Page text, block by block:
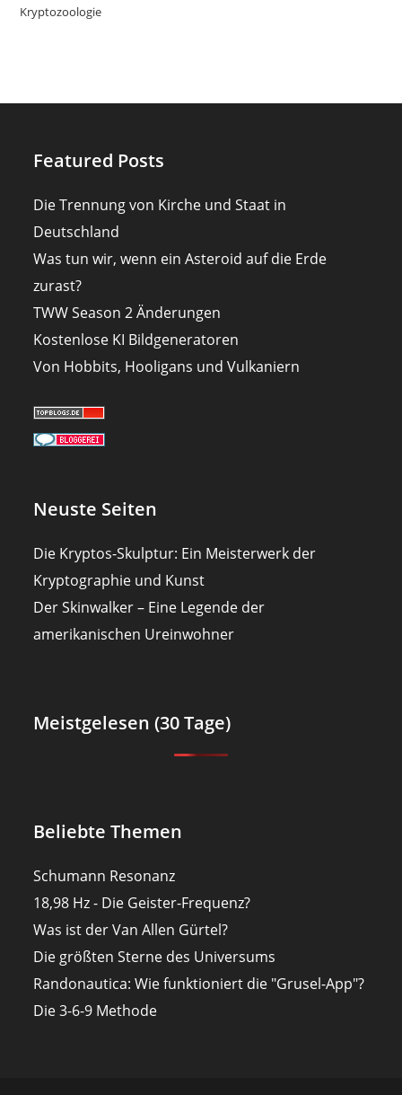
Kryptozoologie
Featured Posts
Die Trennung von Kirche und Staat in
Deutschland
Was tun wir, wenn ein Asteroid auf die Erde
zurast?
TWW Season 2 Änderungen
Kostenlose KI Bildgeneratoren
Von Hobbits, Hooligans und Vulkaniern
Neuste Seiten
Die Kryptos-Skulptur: Ein Meisterwerk der
Kryptographie und Kunst
Der Skinwalker – Eine Legende der
amerikanischen Ureinwohner
Meistgelesen (30 Tage)
Beliebte Themen
Schumann Resonanz
18,98 Hz - Die Geister-Frequenz?
Was ist der Van Allen Gürtel?
Die größten Sterne des Universums
Randonautica: Wie funktioniert die "Grusel-App"?
Die 3-6-9 Methode